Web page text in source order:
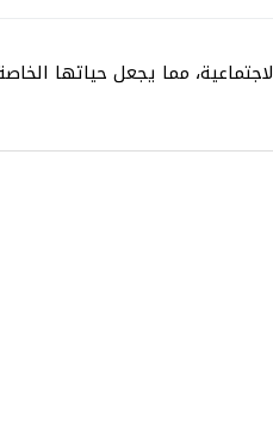
مما يجعل حياتها